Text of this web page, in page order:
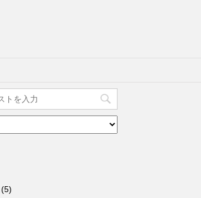
(5)